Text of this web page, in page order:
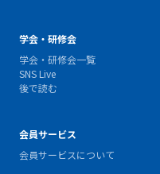
学会・研修会
学会・研修会一覧
SNS Live
後で読む
会員サービス
会員サービスについて